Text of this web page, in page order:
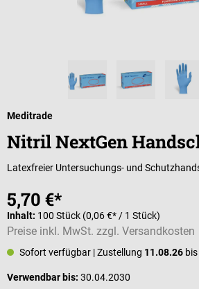
Meditrade
Nitril NextGen
Latexfreier Untersuchungs- und
5,70 €*
Inhalt: 100 Stück (0,06 €* / 1 Stück)
Preise inkl. MwSt. zzgl. Versandkosten
Sofort verfügbar | Zustellung 11.08.26 bis
Verwendbar bis: 30.04.2030